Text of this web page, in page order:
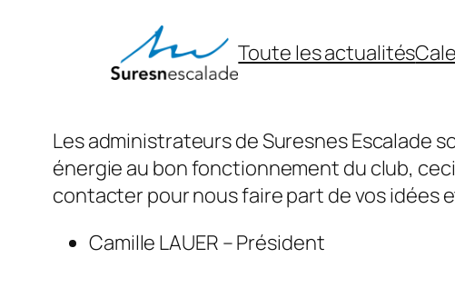
Toute les actualités
Les administrateurs de Suresnes Escalade
énergie au bon fonctionnement du club,
contacter pour nous faire part de vos idées
Camille LAUER – Président